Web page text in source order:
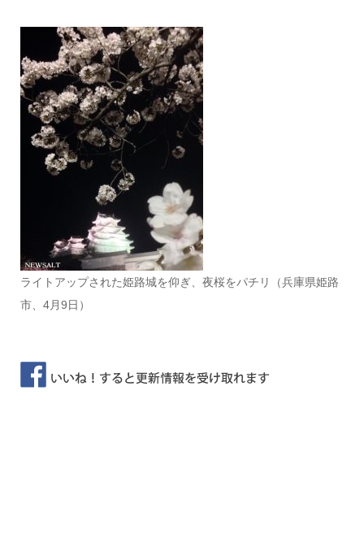
ライトアップされた姫路城を仰ぎ、夜桜をパチリ（兵庫県姫路
市、4月9日）